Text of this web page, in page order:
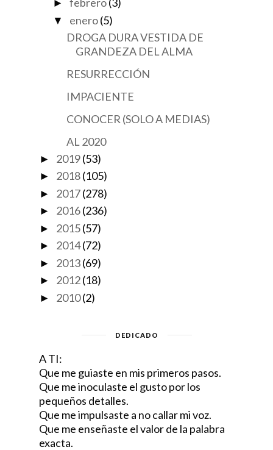
► febrero (3)
▼ enero (5)
DROGA DURA VESTIDA DE
GRANDEZA DEL ALMA
RESURRECCIÓN
IMPACIENTE
CONOCER (SOLO A MEDIAS)
AL 2020
► 2019(53)
► 2018(105)
► 2017(278)
► 2016(236)
► 2015(57)
► 2014(72)
► 2013(69)
► 2012(18)
► 2010(2)
DEDICADO
A TI:
Que me guiaste en mis primeros pasos.
Que me inoculaste el gusto por los
pequeños detalles.
Que me impulsaste a no callar mi voz.
Que me enseñaste el valor de la palabra
exacta.